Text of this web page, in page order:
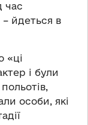
час
– йдеться в
«ці
і були
особи, які